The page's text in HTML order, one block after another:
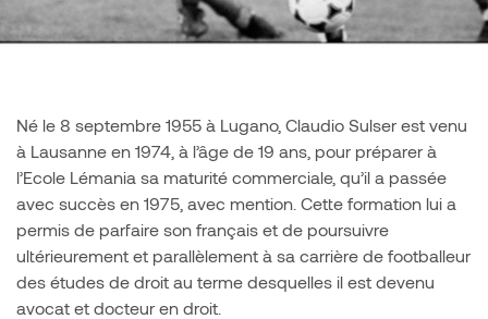
Né le 8 septembre 1955 à Lugano, Claudio Sulser est venu
à Lausanne en 1974, à l’âge de 19 ans, pour préparer à
l’Ecole Lémania sa maturité commerciale, qu’il a passée
avec succès en 1975, avec mention. Cette formation lui a
permis de parfaire son français et de poursuivre
ultérieurement et parallèlement à sa carrière de footballeur
des études de droit au terme desquelles il est devenu
avocat et docteur en droit.